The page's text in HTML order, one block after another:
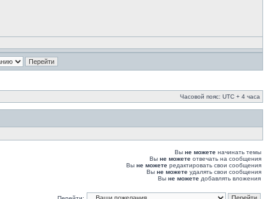
Часовой пояс: UTC + 4 часа
Вы не можете начинать темы
Вы не можете отвечать на сообщения
Вы не можете редактировать свои сообщения
Вы не можете удалять свои сообщения
Вы не можете добавлять вложения